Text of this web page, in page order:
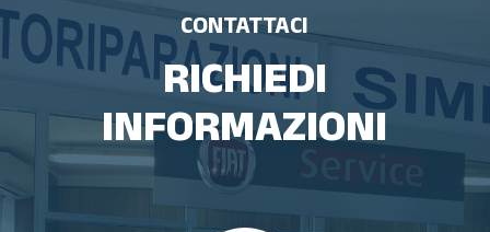
CONTATTACI
RICHIEDI
INFORMAZIONI